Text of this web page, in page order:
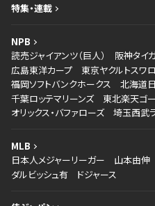
特集・連載
NPB
読売ジャイアンツ（巨人）
阪神タイ
広島東洋カープ
東京ヤクルトスワ
福岡ソフトバンクホークス
北海道
千葉ロッテマリーンズ
東北楽天ゴ
オリックス・バファローズ
埼玉西武
MLB
日本人メジャーリーガー
山本由伸
ダルビッシュ有
ドジャース